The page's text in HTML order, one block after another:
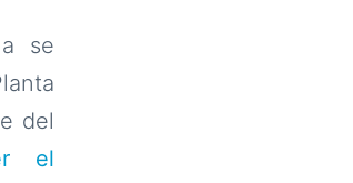
se
del
el